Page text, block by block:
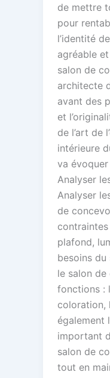
de mettre
pour
l’identité
agréable
salon de
architecte
avant des
et
de l’art de
intérieure
va
Analyser
Analyser
de
plafond,
besoins du
le salon
fonctions :
coloration,
également
important
salon de
tout en